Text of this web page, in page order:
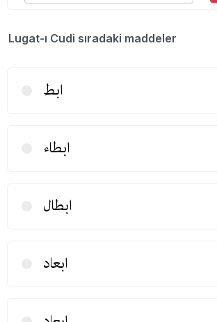
Lugat-ı Cudi sıradaki maddeler
ابط
ابطاء
ابطال
ابعاد